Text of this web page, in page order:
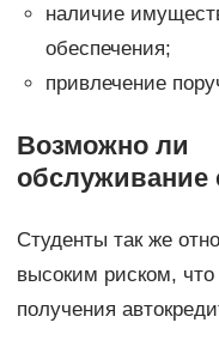
наличие
обеспечения;
привлечение
Возможно ли
обслуживание
Студенты так же
высоким риском,
получения